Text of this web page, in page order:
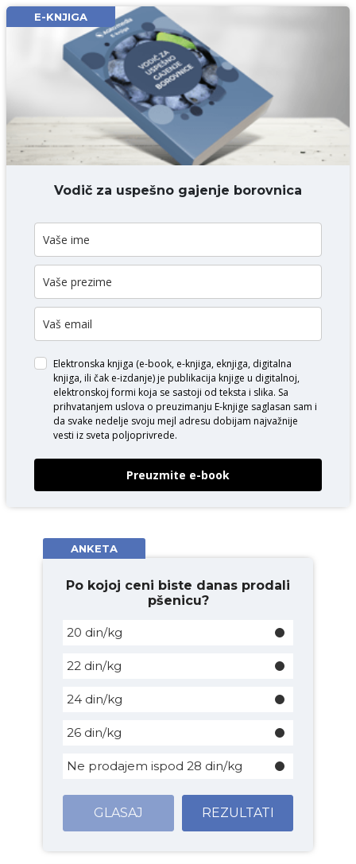
Email* obavezno
Komentar* obavezno
DODAJ KOMENTAR
E-KNJIGA
Vodič za uspešno gajenje borovnica
Elektronska knjiga (e-book, e-knjiga, eknjiga, digitalna
knjiga, ili čak e-izdanje) je publikacija knjige u digitalnoj,
elektronskoj formi koja se sastoji od teksta i slika. Sa
prihvatanjem uslova o preuzimanju E-knjige saglasan sam i
da svake nedelje svoju mejl adresu dobijam najvažnije
vesti iz sveta poljoprivrede.
Preuzmite e-book
ANKETA
Po kojoj ceni biste danas prodali
pšenicu?
20 din/kg
22 din/kg
24 din/kg
26 din/kg
Ne prodajem ispod 28 din/kg
GLASAJ REZULTATI